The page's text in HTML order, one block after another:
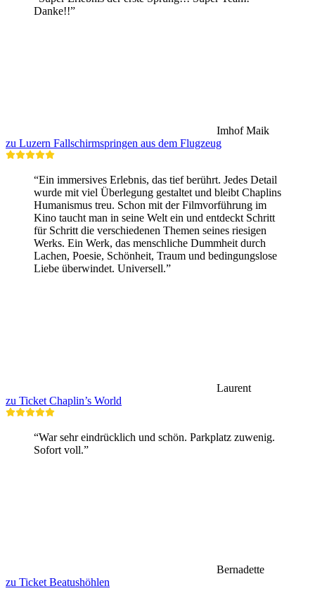
Danke!!”
Imhof Maik
zu Luzern Fallschirmspringen aus dem Flugzeug
“Ein immersives Erlebnis, das tief berührt. Jedes Detail
wurde mit viel Überlegung gestaltet und bleibt Chaplins
Humanismus treu. Schon mit der Filmvorführung im
Kino taucht man in seine Welt ein und entdeckt Schritt
für Schritt die verschiedenen Themen seines riesigen
Werks. Ein Werk, das menschliche Dummheit durch
Lachen, Poesie, Schönheit, Traum und bedingungslose
Liebe überwindet. Universell.”
Laurent
zu Ticket Chaplin’s World
“War sehr eindrücklich und schön. Parkplatz zuwenig.
Sofort voll.”
Bernadette
zu Ticket Beatushöhlen